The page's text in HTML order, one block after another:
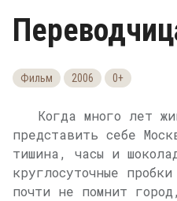
Фильм 2006 0+
Когда много лет
представить себе
тишина, часы и
круглосуточные
почти не помнит